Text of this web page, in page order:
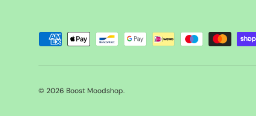
Geaccepteerde betaalmethoden
© 2026 Boost Moodshop.